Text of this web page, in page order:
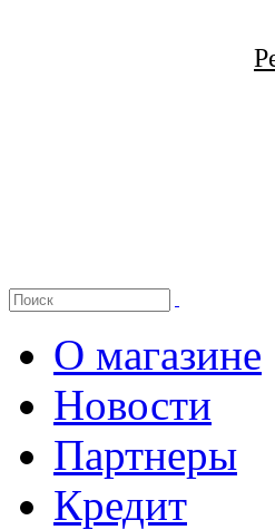
О магазине
Новости
Партнеры
Кредит